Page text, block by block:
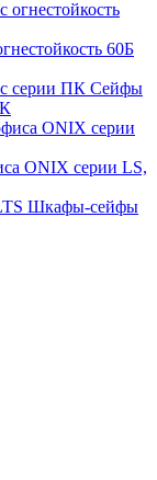
60Б
Сейфы
ONIX серии LS,
Шкафы-сейфы